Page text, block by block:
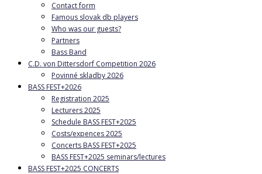
Contact form
Famous slovak db players
Who was our guests?
Partners
Bass Band
C.D. von Dittersdorf Competition 2026
Povinné skladby 2026
BASS FEST+2026
Registration 2025
Lecturers 2025
Schedule BASS FEST+2025
Costs/expences 2025
Concerts BASS FEST+2025
BASS FEST+2025 seminars/lectures
BASS FEST+2025 CONCERTS